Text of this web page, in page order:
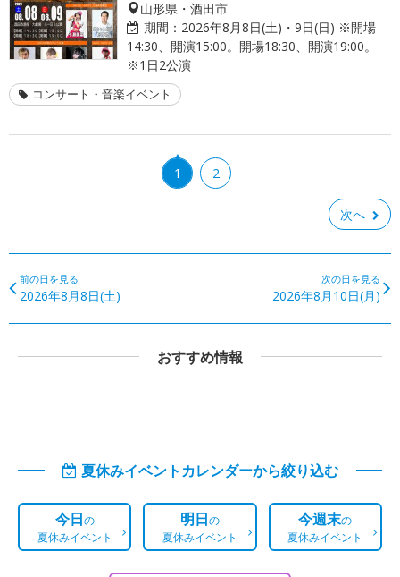
山形県・酒田市
期間： 2026年8月8日(土)・9日(日) ※開場
14:30、開演15:00。開場18:30、開演19:00。
※1日2公演
コンサート・音楽イベント
1 2
次へ
前の日を見る
2026年8月8日(土)
次の日を見る
2026年8月10日(月)
おすすめ情報
夏休みイベントカレンダーから絞り込む
今日の
夏休みイベント
明日の
夏休みイベント
今週末の
夏休みイベント